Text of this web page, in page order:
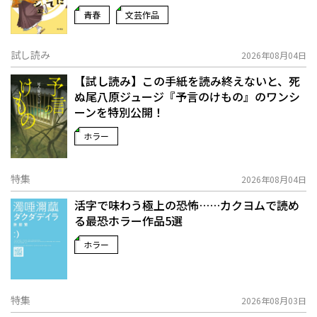
青春 文芸作品
試し読み 2026年08月04日
【試し読み】この手紙を読み終えないと、死
ぬ――尾八原ジュージ『予言のけもの』のワンシ
ーンを特別公開！
ホラー
特集 2026年08月04日
活字で味わう極上の恐怖……カクヨムで読め
る最恐ホラー作品5選
ホラー
特集 2026年08月03日